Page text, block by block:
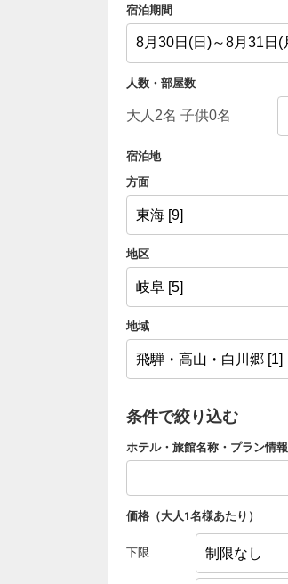
宿泊期間
人数・部屋数
宿泊地
方面
地区
地域
条件で絞り込む
ホテル・旅館名称・プラン情報
価格（大人1名様あたり）
下限